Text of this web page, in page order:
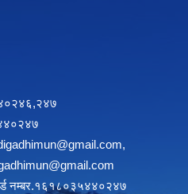
,
नम्बर.१६१८०३५४४०२४७